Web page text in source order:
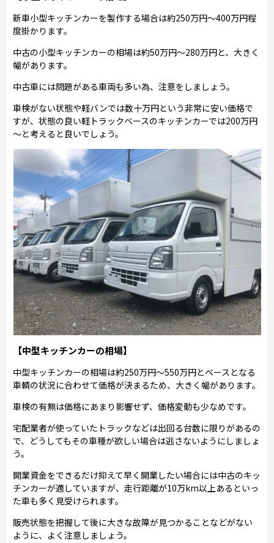
新車小型キッチンカーを製作する場合は約250万円～400万円程
度掛かります。
中古の小型キッチンカーの相場は約50万円～280万円と、大きく
幅があります。
中古車には問題がある車両も多い為、注意をしましょう。
車検がない状態や軽バンでは数十万円という非常に安い価格で
すが、状態の良い軽トラックベースのキッチンカーでは200万円
～と考えると良いでしょう。
【中型キッチンカーの相場】
中型キッチンカーの相場は約250万円～550万円とベースとなる
車輌の状況に合わせて価格が決まるため、大きく幅があります。
車検の有無は価格にあまり影響せず、価格変動も少なめです。
宅配業者が使っていたトラックなどは出回る台数に限りがあるの
で、どうしてもその車種が欲しい場合は逃さないようにしましょ
う。
開業資金をできるだけ抑えて早く開業したい場合には中古のキッ
チンカーが適していますが、走行距離が10万km以上あるといっ
た車も多く見受けられます。
販売状態を把握して後に大きな故障が見つかることなどがない
ように、よく注意しましょう。